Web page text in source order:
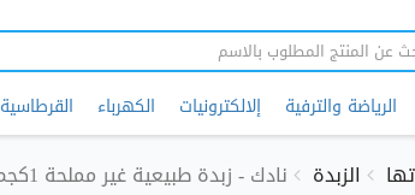
الرياضة والترفية إلالكترونيات الكهرباء القرطاسية
الزبدة نادك - زبدة طبيعية غير مملحة 1كجم